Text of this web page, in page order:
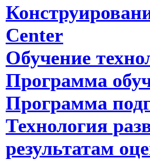
Center
Обучение
Программа
Программа
Технология
результатам